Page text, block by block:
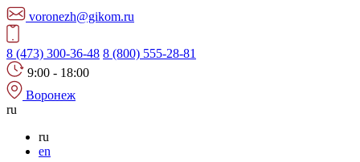
voronezh@gikom.ru
8 (473) 300-36-48 8 (800) 555-28-81
9:00 - 18:00
Воронеж
ru
ru
en